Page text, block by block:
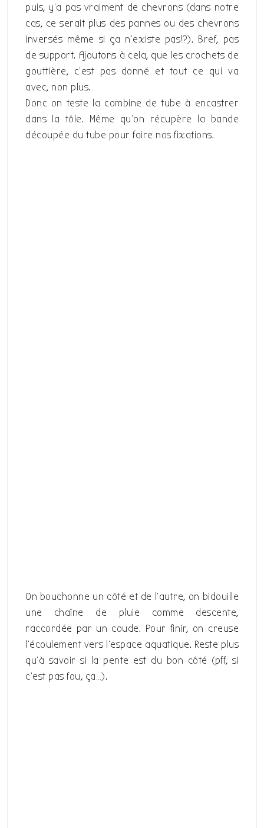
puis, y’a pas vraiment de chevrons (dans notre
cas, ce serait plus des pannes ou des chevrons
inversés même si ça n’existe pas!?). Bref, pas
de support. Ajoutons à cela, que les crochets de
gouttière, c’est pas donné et tout ce qui va
avec, non plus.
Donc on teste la combine de tube à encastrer
dans la tôle. Même qu’on récupère la bande
découpée du tube pour faire nos fixations.
On bouchonne un côté et de l’autre, on bidouille
une chaîne de pluie comme descente,
raccordée par un coude. Pour finir, on creuse
l’écoulement vers l’espace aquatique. Reste plus
qu’à savoir si la pente est du bon côté (pff, si
c’est pas fou, ça…).